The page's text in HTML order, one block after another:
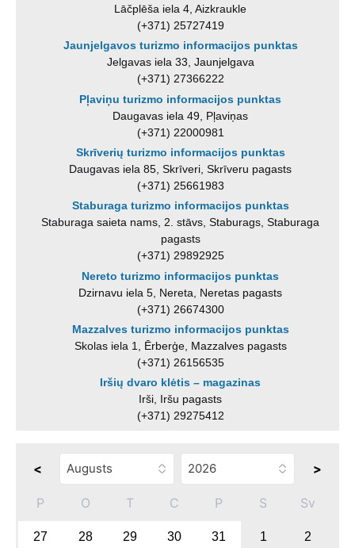
Lāčplēša iela 4, Aizkraukle
(+371) 25727419
Jaunjelgavos turizmo informacijos punktas
Jelgavas iela 33, Jaunjelgava
(+371) 27366222
Pļaviņu turizmo informacijos punktas
Daugavas iela 49, Pļaviņas
(+371) 22000981
Skrīverių turizmo informacijos punktas
Daugavas iela 85, Skrīveri, Skrīveru pagasts
(+371) 25661983
Staburaga turizmo informacijos punktas
Staburaga saieta nams, 2. stāvs, Staburags, Staburaga
pagasts
(+371) 29892925
Nereto turizmo informacijos punktas
Dzirnavu iela 5, Nereta, Neretas pagasts
(+371) 26674300
Mazzalves turizmo informacijos punktas
Skolas iela 1, Ērberģe, Mazzalves pagasts
(+371) 26156535
Iršių dvaro klėtis – magazinas
Irši, Iršu pagasts
(+371) 29275412
< >
P O T C P S Sv
27 28 29 30 31 1 2